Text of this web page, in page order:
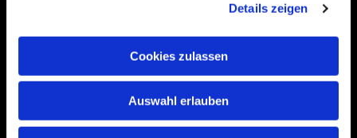
Details zeigen
Cookies zulassen
Auswahl erlauben
um diese Karte anzuzeigen.